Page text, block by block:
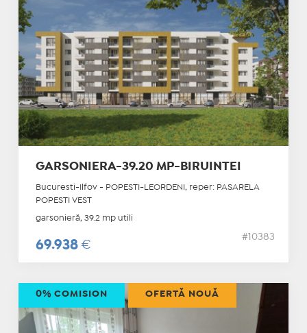
GARSONIERA-39.20 MP-BIRUINTEI
Bucuresti-Ilfov - POPESTI-LEORDENI, reper: PASARELA
POPESTI VEST
garsonieră, 39.2 mp utili
69.938 €
#10383
0% COMISION OFERTĂ NOUĂ